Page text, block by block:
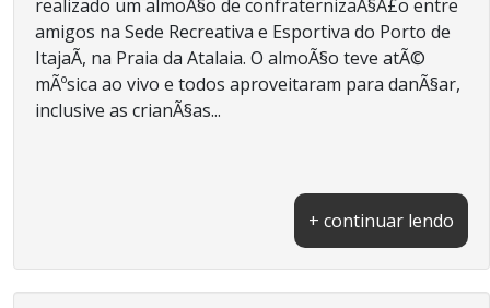
realizado um almoÃ§o de confraternizaÃ§Ã£o entre
amigos na Sede Recreativa e Esportiva do Porto de
ItajaÃ­, na Praia da Atalaia. O almoÃ§o teve atÃ©
mÃºsica ao vivo e todos aproveitaram para danÃ§ar,
inclusive as crianÃ§as...
+ continuar lendo